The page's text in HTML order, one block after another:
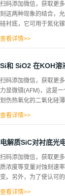
释非长宽比的比例。在
旋共振~ECR，见图1。
石英内衬温度用于近似
率10%的变化，为了引
扫码添加微信，获取更
刻这两种现象的结合，
硅衬底，它可用于氮化
的样品。利用PVDUHV
扫描电镜扫描电镜的表
具，该工具允许删除单
样品表面的覆盖程度，
度，对样品进行了突破
查看详情>>
Si和 SiO2 在KOH溶
扫码添加微信，获取更
力显微镜(AFM)，这是
划伤热氧化的二氧化硅
带到二氧化硅薄膜上，
标记，二氧化硅去除体
观察了硅尖端，由于尖
面清晰可见，在氢氧化
在尖端的末端暴露出一
查看详情>>
电解质SiC对衬底光
扫码添加微信，获取更
质浓度等变量对蚀刻速
变。另外，为了使认可
查看详情>>